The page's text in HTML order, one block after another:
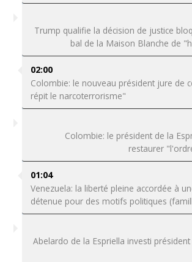
Trump qualifie la décision de justice
bal de la Maison Blanche de
02:00
Colombie: le nouveau président jure de
répit le narcoterrorisme"
Colombie: le président de la
restaurer
01:04
Venezuela: la liberté pleine accordée à
détenue pour des motifs politiques
Abelardo de la Espriella investi